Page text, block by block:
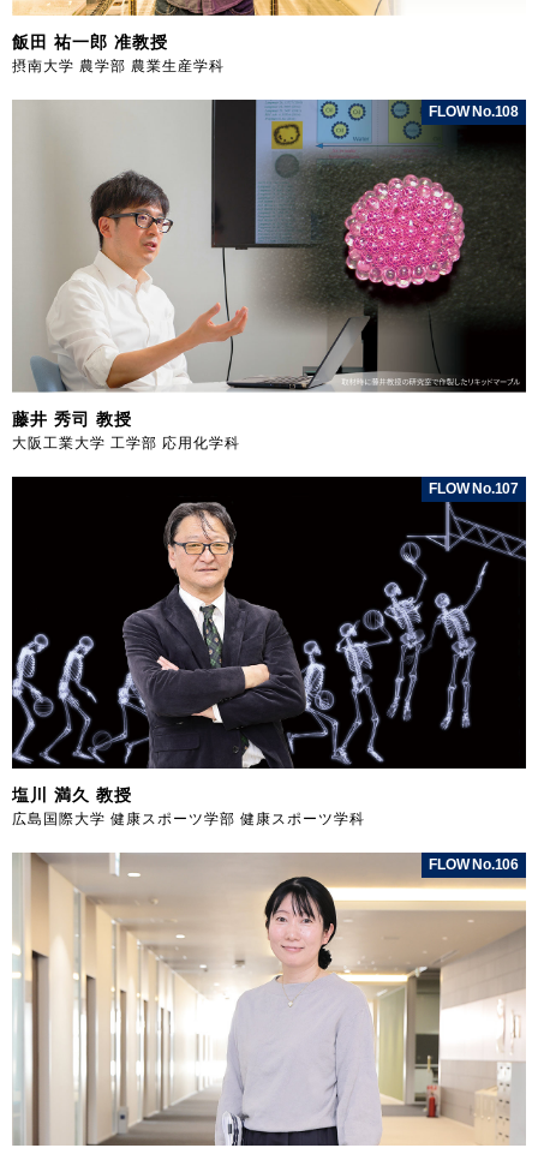
飯田 祐一郎 准教授
摂南大学 農学部 農業生産学科
FLOW No.108
藤井 秀司 教授
大阪工業大学 工学部 応用化学科
FLOW No.107
塩川 満久 教授
広島国際大学 健康スポーツ学部 健康スポーツ学科
FLOW No.106